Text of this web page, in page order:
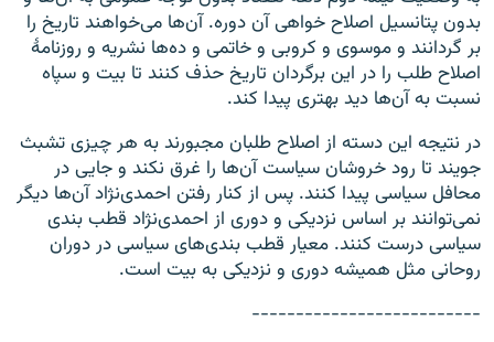
بدون پتانسیل اصلاح خواهی آن دوره. آن‌ها می‌خواهند تاریخ را
بر گردانند و موسوی و کروبی و خاتمی و ده‌ها نشریه و روزنامهٔ
اصلاح طلب را در این برگردان تاریخ حذف کنند تا بیت و سپاه
نسبت به آن‌ها دید بهتری پیدا کند.
در نتیجه این دسته از اصلاح طلبان مجبورند به هر چیزی تشبث
جویند تا رود خروشان سیاست آن‌ها را غرق نکند و جایی در
محافل سیاسی پیدا کنند. پس از کنار رفتن احمدی‌نژاد آن‌ها دیگر
نمی‌توانند بر اساس نزدیکی و دوری از احمدی‌نژاد قطب بندی
سیاسی درست کنند. معیار قطب بندی‌های سیاسی در دوران
روحانی مثل همیشه دوری و نزدیکی به بیت است.
--------------------------